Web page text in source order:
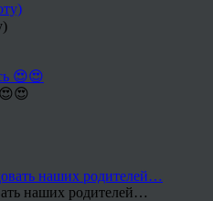
наших родителей…